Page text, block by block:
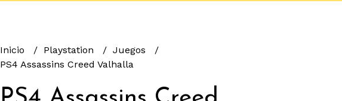
Inicio Playstation
Juegos
PS4 Assassins Creed Valhalla